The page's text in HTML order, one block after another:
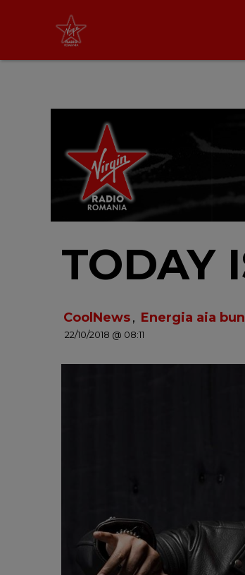
TODAY
CoolNews, Energia aia
22/10/2018 @ 08:11